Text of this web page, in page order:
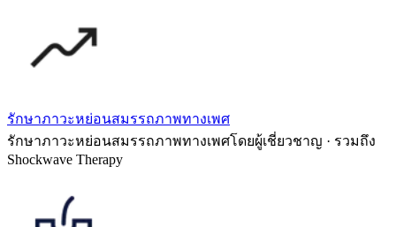
รักษาภาวะหย่อนสมรรถภาพทางเพศ
รักษาภาวะหย่อนสมรรถภาพทางเพศโดยผู้เชี่ยวชาญ · รวมถึง
Shockwave Therapy